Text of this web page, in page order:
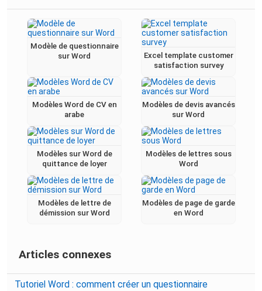
Modèle de questionnaire
sur Word
Excel template customer
satisfaction survey
Modèles Word de CV en
arabe
Modèles de devis avancés
sur Word
Modèles sur Word de
quittance de loyer
Modèles de lettres sous
Word
Modèles de lettre de
démission sur Word
Modèles de page de garde
en Word
Articles connexes
Tutoriel Word : comment créer un questionnaire